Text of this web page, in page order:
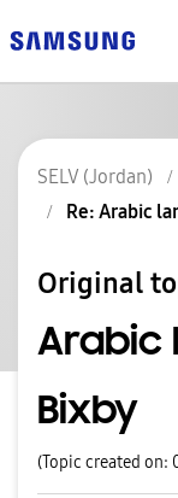
SELV (Jordan)
Re: Arabic
Original
Arabic
Bixby
(Topic created on: